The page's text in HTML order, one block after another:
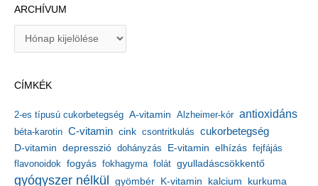
ARCHÍVUM
í
u
m
CÍMKÉK
2-es típusú cukorbetegség A-vitamin Alzheimer-kór antioxidáns
béta-karotin C-vitamin cink csontritkulás cukorbetegség
D-vitamin depresszió dohányzás E-vitamin elhízás fejfájás
flavonoidok fogyás fokhagyma folát gyulladáscsökkentő
gyógyszer nélkül gyömbér K-vitamin kalcium kurkuma